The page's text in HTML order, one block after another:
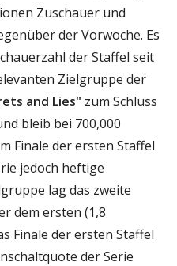
Zuschauer und
der Vorwoche. Es
der Staffel seit
Zielgruppe der
and Lies" zum Schluss
bleib bei 700,000
Finale der ersten Staffel
jedoch heftige
lag das zweite
dem ersten (1,8
Finale der ersten Staffel
der Serie